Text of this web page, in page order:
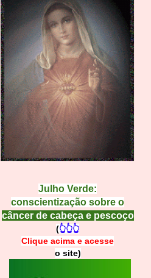
Julho Verde:
conscientização sobre o
câncer de cabeça e pescoço
(👆👆👆
Clique acima e acesse
o site)